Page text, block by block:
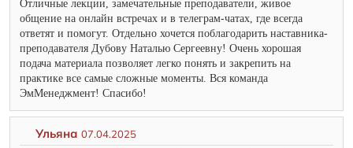
Отличные лекции, замечательные преподаватели, живое
общение на онлайн встречах и в телеграм-чатах, где всегда
ответят и помогут. Отдельно хочется поблагодарить наставника-
преподавателя Дубову Наталью Сергеевну! Очень хорошая
подача материала позволяет легко понять и закрепить на
практике все самые сложные моменты. Вся команда
ЭмМенеджмент! Спасибо!
Ульяна 07.04.2025